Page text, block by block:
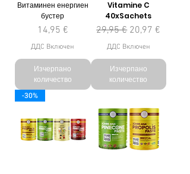
Витаминен енергиен
бустер
Цена
14,95 €
ДДС Включен
Изчерпано
количество
Vitamine C
40xSachets
Редовна цена
29,95 € Продажна цена
20,97 €
ДДС Включен
Изчерпано
количество
-30%